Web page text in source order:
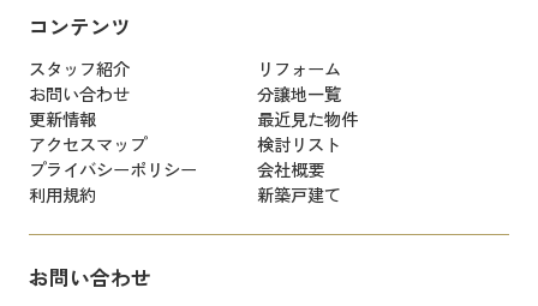
コンテンツ
スタッフ紹介
リフォーム
お問い合わせ
分譲地一覧
更新情報
最近見た物件
アクセスマップ
検討リスト
プライバシーポリシー
会社概要
利用規約
新築戸建て
お問い合わせ